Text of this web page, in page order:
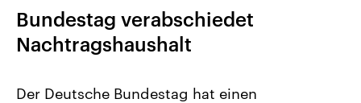
Bundestag verabschiedet
Nachtragshaushalt
Der Deutsche Bundestag hat einen